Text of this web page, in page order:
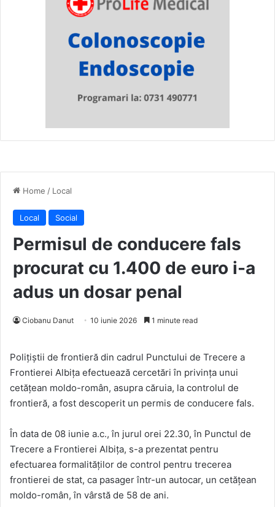
Home / Local
Local Social
Permisul de conducere fals
procurat cu 1.400 de euro i-a
adus un dosar penal
Ciobanu Danut 10 iunie 2026 1 minute read
Poliţiştii de frontieră din cadrul Punctului de Trecere a
Frontierei Albița efectuează cercetări în privinţa unui
cetățean moldo-român, asupra căruia, la controlul de
frontieră, a fost descoperit un permis de conducere fals.
În data de 08 iunie a.c., în jurul orei 22.30, în Punctul de
Trecere a Frontierei Albița, s-a prezentat pentru
efectuarea formalităţilor de control pentru trecerea
frontierei de stat, ca pasager într-un autocar, un cetățean
moldo-român, în vârstă de 58 de ani.